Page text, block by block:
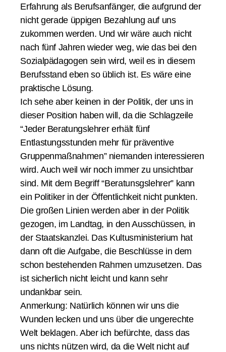
Erfahrung als Berufsanfänger, die aufgrund der
nicht gerade üppigen Bezahlung auf uns
zukommen werden. Und wir wäre auch nicht
nach fünf Jahren wieder weg, wie das bei den
Sozialpädagogen sein wird, weil es in diesem
Berufsstand eben so üblich ist. Es wäre eine
praktische Lösung.
Ich sehe aber keinen in der Politik, der uns in
dieser Position haben will, da die Schlagzeile
“Jeder Beratungslehrer erhält fünf
Entlastungsstunden mehr für präventive
Gruppenmaßnahmen” niemanden interessieren
wird. Auch weil wir noch immer zu unsichtbar
sind. Mit dem Begriff “Beratunsgslehrer” kann
ein Politiker in der Öffentlichkeit nicht punkten.
Die großen Linien werden aber in der Politik
gezogen, im Landtag, in den Ausschüssen, in
der Staatskanzlei. Das Kultusministerium hat
dann oft die Aufgabe, die Beschlüsse in dem
schon bestehenden Rahmen umzusetzen. Das
ist sicherlich nicht leicht und kann sehr
undankbar sein.
Anmerkung: Natürlich können wir uns die
Wunden lecken und uns über die ungerechte
Welt beklagen. Aber ich befürchte, dass das
uns nichts nützen wird, da die Welt nicht auf